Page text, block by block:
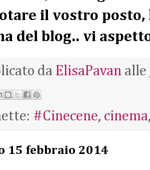
il vostro posto,
del blog.. vi
da ElisaPavan alle
#Cinecene, cinema
15 febbraio 2014